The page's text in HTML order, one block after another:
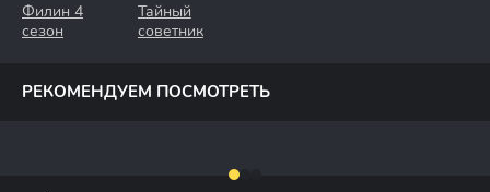
Филин 4
сезон
Тайный
советник
РЕКОМЕНДУЕМ ПОСМОТРЕТЬ